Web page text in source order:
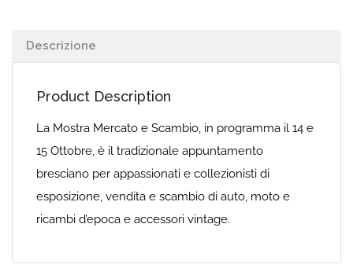
Descrizione
Product Description
La Mostra Mercato e Scambio, in programma il 14 e
15 Ottobre, è il tradizionale appuntamento
bresciano per appassionati e collezionisti di
esposizione, vendita e scambio di auto, moto e
ricambi d’epoca e accessori vintage.